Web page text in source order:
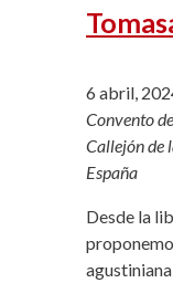
6 abril,
Convento
Callejón de
España
Desde la